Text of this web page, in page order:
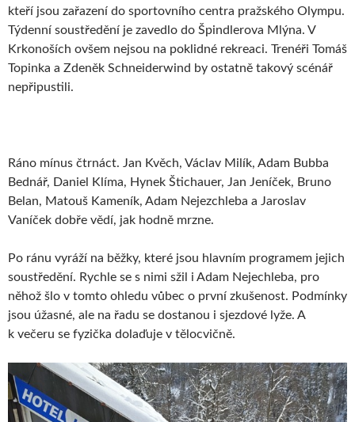
kteří jsou zařazení do sportovního centra pražského Olympu.
Týdenní soustředění je zavedlo do Špindlerova Mlýna. V
Krkonoších ovšem nejsou na poklidné rekreaci. Trenéři Tomáš
Topinka a Zdeněk Schneiderwind by ostatně takový scénář
nepřipustili.
Ráno mínus čtrnáct. Jan Kvěch, Václav Milík, Adam Bubba
Bednář, Daniel Klíma, Hynek Štichauer, Jan Jeníček, Bruno
Belan, Matouš Kameník, Adam Nejezchleba a Jaroslav
Vaníček dobře vědí, jak hodně mrzne.
Po ránu vyráží na běžky, které jsou hlavním programem jejich
soustředění. Rychle se s nimi sžil i Adam Nejechleba, pro
něhož šlo v tomto ohledu vůbec o první zkušenost. Podmínky
jsou úžasné, ale na řadu se dostanou i sjezdové lyže. A
k večeru se fyzička dolaďuje v tělocvičně.